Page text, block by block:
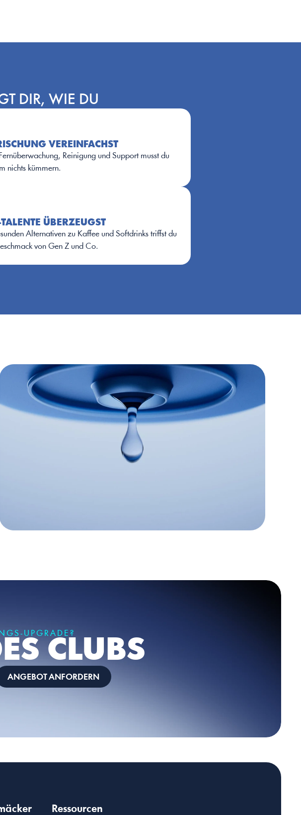
DIR, WIE DU
VEREINFACHST
Reinigung und Support musst du
nichts kümmern.
ÜBERZEUGST
Alternativen zu Kaffee und Softdrinks triffst du
von Gen Z und Co.
UPGRADE?
CLUBS
ANGEBOT ANFORDERN
Ressourcen